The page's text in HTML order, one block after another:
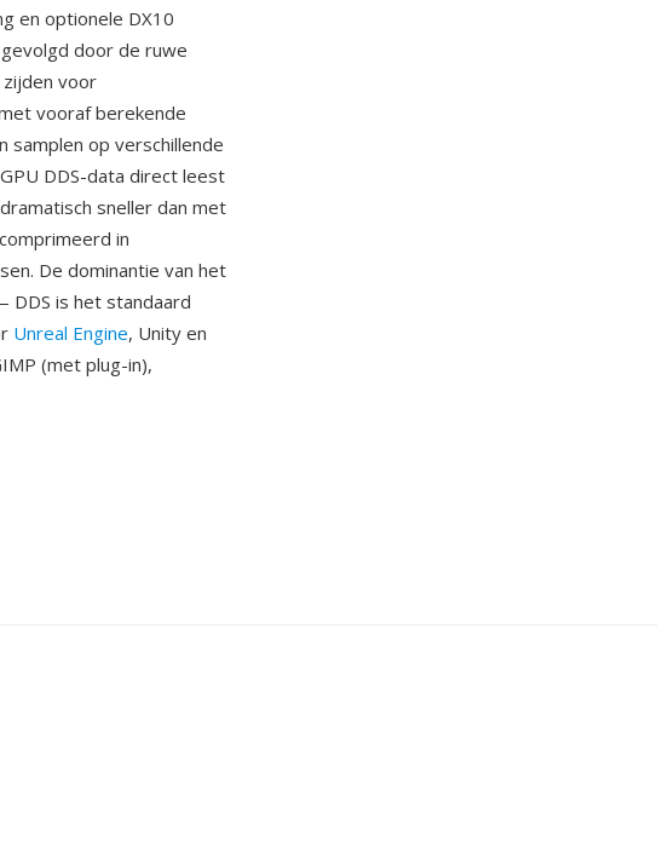
en optionele DX10
door de ruwe
voor
vooraf berekende
samplen op verschillende
DDS-data direct leest
sneller dan met
in
De dominantie van het
DDS is het standaard
Unreal Engine, Unity en
(met plug-in),